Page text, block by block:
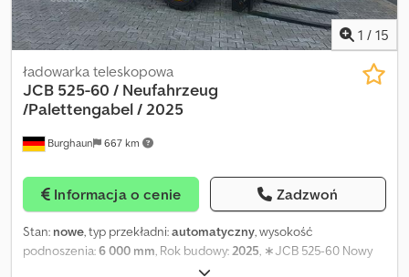
1 / 15
Burghaun 667 km
ładowarka teleskopowa
JCB 525-60 / Neufahrzeug
/Palettengabel / 2025
Informacja o cenie Zadzwoń
Stan: nowe, typ przekładni:automatyczny, wysokość
podnoszenia:6 000 mm, Rok budowy:2025, ∗JCB 525-60 Nowy
pojazd∗ - Silnik JCB Diesel by Kohler [56kW/74KM] - Norma emisji